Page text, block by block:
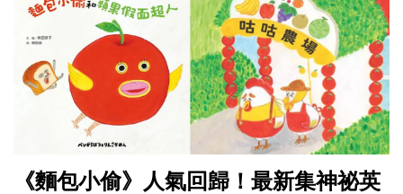
《麵包小偷》人氣回歸！最新集神祕英